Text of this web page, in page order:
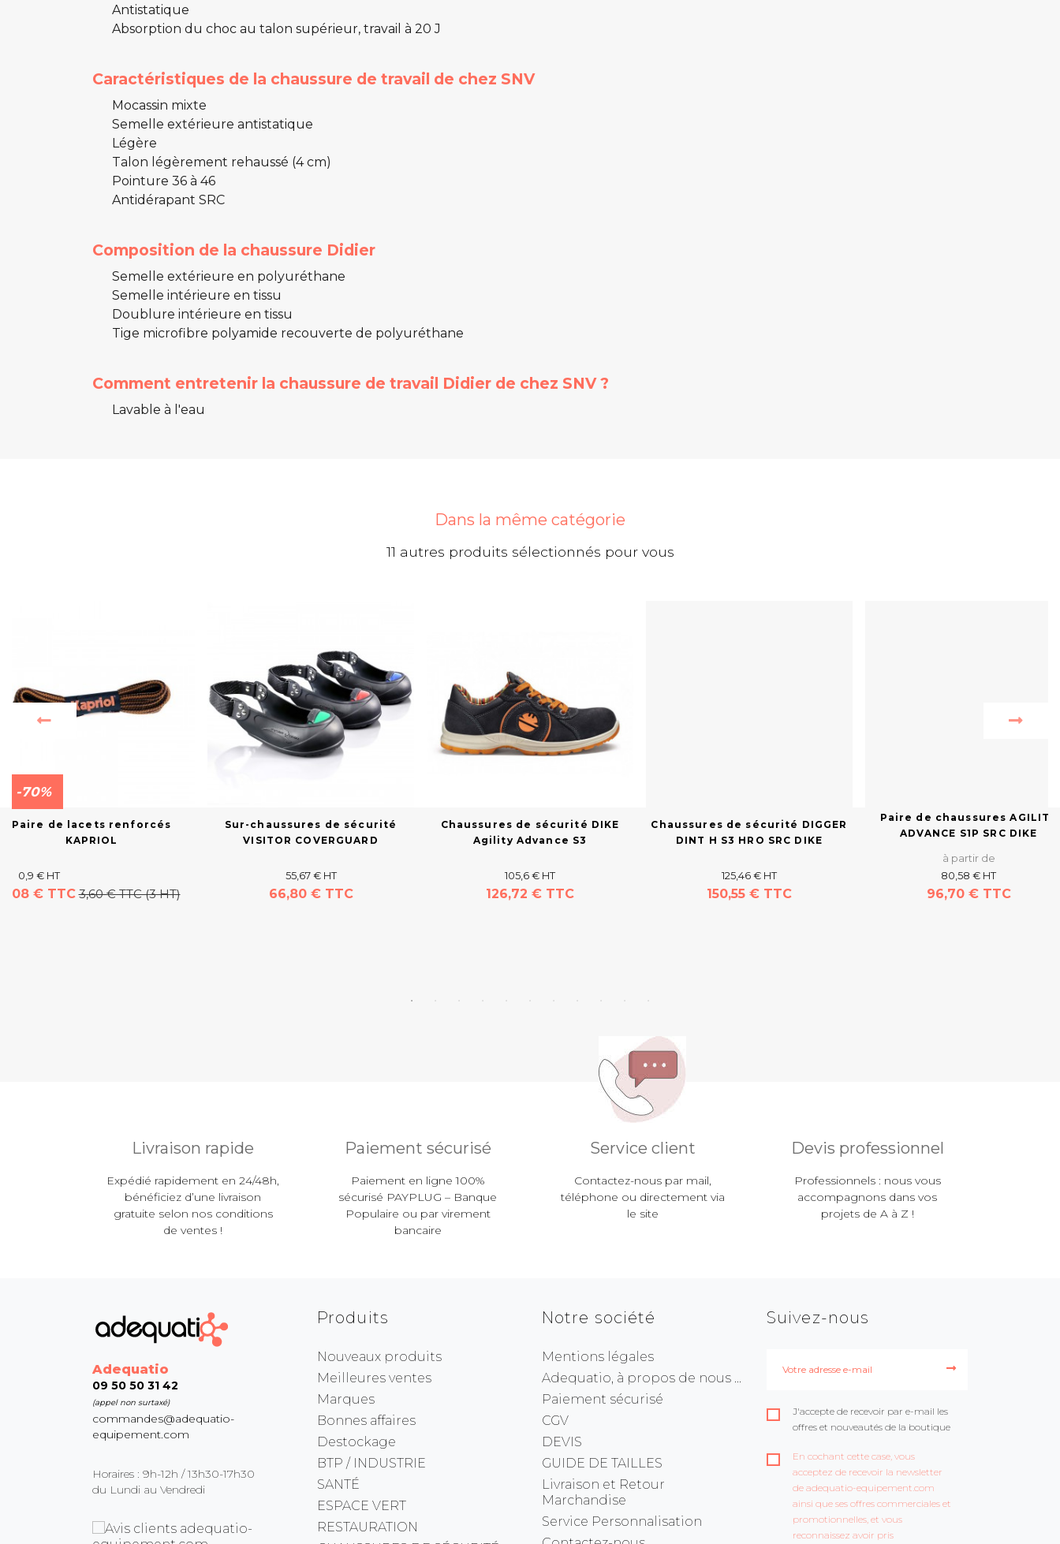
Antistatique
Absorption du choc au talon supérieur, travail à 20 J
Caractéristiques de la chaussure de travail de chez SNV
Mocassin mixte
Semelle extérieure antistatique
Légère
Talon légèrement rehaussé (4 cm)
Pointure 36 à 46
Antidérapant SRC
Composition de la chaussure Didier
Semelle extérieure en polyuréthane
Semelle intérieure en tissu
Doublure intérieure en tissu
Tige microfibre polyamide recouverte de polyuréthane
Comment entretenir la chaussure de travail Didier de chez SNV ?
Lavable à l'eau
Dans la même catégorie
11 autres produits sélectionnés pour vous
-70%
Paire de lacets renforcés
KAPRIOL
0,9 € HT
1,08 € TTC 3,60 € TTC (3 HT)
Sur-chaussures de sécurité
VISITOR COVERGUARD
55,67 € HT
66,80 € TTC
Chaussures de sécurité DIKE
Agility Advance S3
105,6 € HT
126,72 € TTC
Chaussures de sécurité DIGGER
DINT H S3 HRO SRC DIKE
125,46 € HT
150,55 € TTC
Paire de chaussures AGILITY
ADVANCE S1P SRC DIKE
à partir de
80,58 € HT
96,70 € TTC
Livraison rapide
Expédié rapidement en 24/48h,
bénéficiez d’une livraison
gratuite selon nos conditions
de ventes !
Paiement sécurisé
Paiement en ligne 100%
sécurisé PAYPLUG – Banque
Populaire ou par virement
bancaire
Service client
Contactez-nous par mail,
téléphone ou directement via
le site
Devis professionnel
Professionnels : nous vous
accompagnons dans vos
projets de A à Z !
Adequatio
09 50 50 31 42
(appel non surtaxé)
commandes@adequatio-
equipement.com
Horaires : 9h-12h / 13h30-17h30
du Lundi au Vendredi
Produits
Nouveaux produits
Meilleures ventes
Marques
Bonnes affaires
Destockage
BTP / INDUSTRIE
SANTÉ
ESPACE VERT
RESTAURATION
Notre société
Mentions légales
Adequatio, à propos de nous ...
Paiement sécurisé
CGV
DEVIS
GUIDE DE TAILLES
Livraison et Retour
Marchandise
Service Personnalisation
Suivez-nous
J'accepte de recevoir par e-mail les
offres et nouveautés de la boutique
En cochant cette case, vous
acceptez de recevoir la newsletter
de adequatio-equipement.com
ainsi que ses offres commerciales et
promotionnelles, et vous
reconnaissez avoir pris